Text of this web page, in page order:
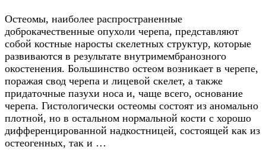
Остеомы, наиболее распространенные
доброкачественные опухоли черепа, представляют
собой костные наросты скелетных структур, которые
развиваются в результате внутримембранозного
окостенения. Большинство остеом возникает в черепе,
поражая свод черепа и лицевой скелет, а также
придаточные пазухи носа и, чаще всего, основание
черепа. Гистологически остеомы состоят из аномально
плотной, но в остальном нормальной кости с хорошо
дифференцированной надкостницей, состоящей как из
остеогенных, так и …